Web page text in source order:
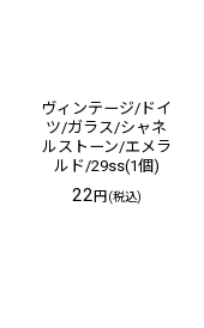
ヴィンテージ/ドイ
ツ/ガラス/シャネ
ルストーン/エメラ
ルド/29ss(1個)
22円(税込)